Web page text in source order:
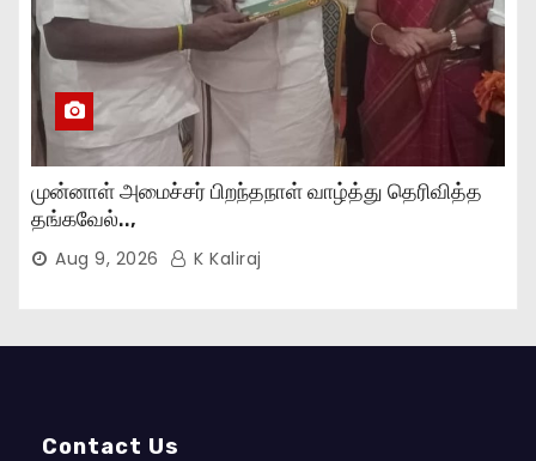
முன்னாள் அமைச்சர் பிறந்தநாள் வாழ்த்து தெரிவித்த
தங்கவேல்..,
Aug 9, 2026 K Kaliraj
Contact Us